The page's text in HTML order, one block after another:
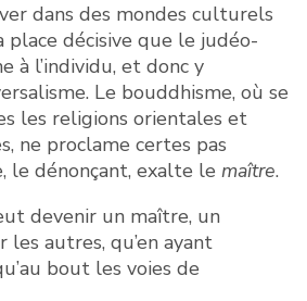
dans des mondes culturels
place décisive que le judéo-
à l’individu, et donc y
Le bouddhisme, où se
les religions orientales et
ne proclame certes pas
le dénonçant, exalte le maître.
devenir un maître, un
autres, qu’en ayant
bout les voies de